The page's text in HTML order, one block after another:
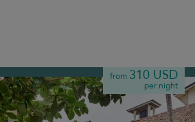
from 310 USD
per night